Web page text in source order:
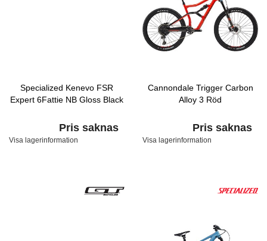
Specialized Kenevo FSR
Expert 6Fattie NB Gloss Black
Pris saknas
Visa lagerinformation
Cannondale Trigger Carbon
Alloy 3 Röd
Pris saknas
Visa lagerinformation